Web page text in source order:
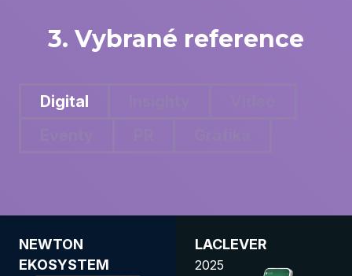
3. Vybrané reference
Digital
NEWTON
EKOSYSTEM
LACLEVER
2025